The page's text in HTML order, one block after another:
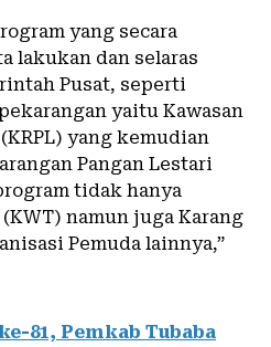
yang secara
lakukan dan selaras
Pusat, seperti
yaitu Kawasan
yang kemudian
Pangan Lestari
tidak hanya
namun juga Karang
Pemuda lainnya,”
81, Pemkab Tubaba